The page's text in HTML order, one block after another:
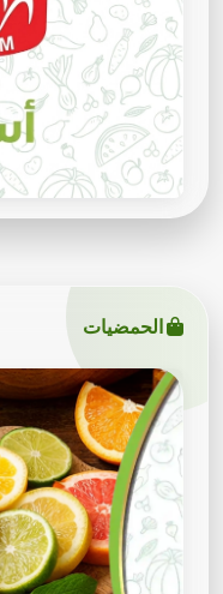
الحمضيات